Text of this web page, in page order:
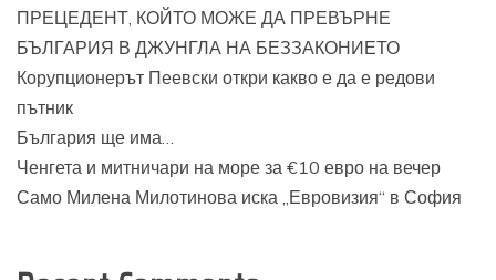
ПРЕЦЕДЕНТ, КОЙТО МОЖЕ ДА ПРЕВЪРНЕ
БЪЛГАРИЯ В ДЖУНГЛА НА БЕЗЗАКОНИЕТО
Корупционерът Пеевски откри какво е да е редови
пътник
България ще има…
Ченгета и митничари на море за €10 евро на вечер
Само Милена Милотинова иска „Евровизия“ в София